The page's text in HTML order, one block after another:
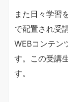
また日々学習
で配置され受
WEBコンテン
す。この受講
す。